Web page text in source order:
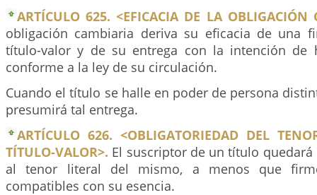
ARTÍCULO 625. <EFICACIA DE LA OBLIGACIÓN
obligación cambiaria deriva su eficacia de una
título-valor y de su entrega con la intención de
conforme a la ley de su circulación.
Cuando el título se halle en poder de persona
presumirá tal entrega.
ARTÍCULO 626. <OBLIGATORIEDAD DEL
TÍTULO-VALOR>. El suscriptor de un título
al tenor literal del mismo, a menos que
compatibles con su esencia.